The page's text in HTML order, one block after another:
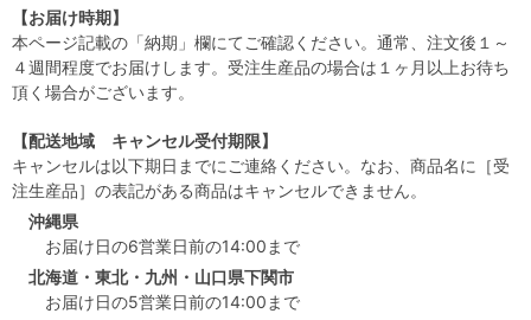
【お届け時期】
本ページ記載の「納期」欄にてご確認ください。通常、注文後１～
４週間程度でお届けします。受注生産品の場合は１ヶ月以上お待ち
頂く場合がございます。
【配送地域 キャンセル受付期限】
キャンセルは以下期日までにご連絡ください。なお、商品名に［受
注生産品］の表記がある商品はキャンセルできません。
沖縄県
お届け日の6営業日前の14:00まで
北海道・東北・九州・山口県下関市
お届け日の5営業日前の14:00まで